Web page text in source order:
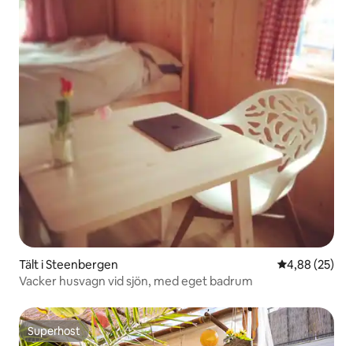
Tält i Steenbergen 4,88 av 5 i
4,88 (25)
Vacker husvagn vid sjön, med eget badrum
Superhost
Superhost